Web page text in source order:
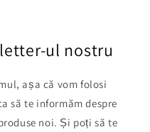
ul nostru
așa că vom folosi
să te informăm despre
noi. Și poți să te